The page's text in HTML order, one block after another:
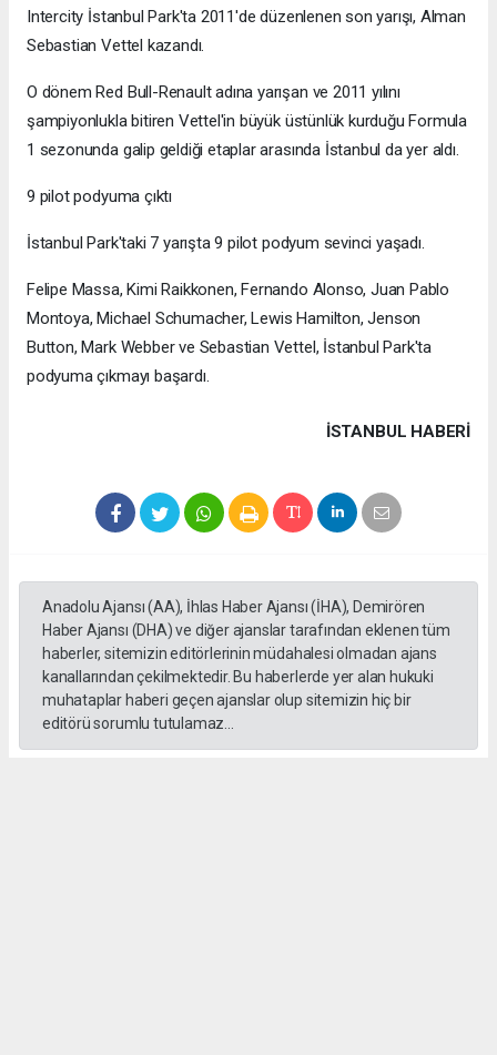
Intercity İstanbul Park'ta 2011'de düzenlenen son yarışı, Alman
Sebastian Vettel kazandı.
O dönem Red Bull-Renault adına yarışan ve 2011 yılını
şampiyonlukla bitiren Vettel'in büyük üstünlük kurduğu Formula
1 sezonunda galip geldiği etaplar arasında İstanbul da yer aldı.
9 pilot podyuma çıktı
İstanbul Park'taki 7 yarışta 9 pilot podyum sevinci yaşadı.
Felipe Massa, Kimi Raikkonen, Fernando Alonso, Juan Pablo
Montoya, Michael Schumacher, Lewis Hamilton, Jenson
Button, Mark Webber ve Sebastian Vettel, İstanbul Park'ta
podyuma çıkmayı başardı.
İSTANBUL HABERİ
Anadolu Ajansı (AA), İhlas Haber Ajansı (İHA), Demirören
Haber Ajansı (DHA) ve diğer ajanslar tarafından eklenen tüm
haberler, sitemizin editörlerinin müdahalesi olmadan ajans
kanallarından çekilmektedir. Bu haberlerde yer alan hukuki
muhataplar haberi geçen ajanslar olup sitemizin hiç bir
editörü sorumlu tutulamaz...